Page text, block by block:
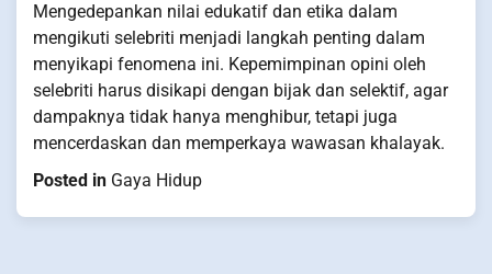
Mengedepankan nilai edukatif dan etika dalam
mengikuti selebriti menjadi langkah penting dalam
menyikapi fenomena ini. Kepemimpinan opini oleh
selebriti harus disikapi dengan bijak dan selektif, agar
dampaknya tidak hanya menghibur, tetapi juga
mencerdaskan dan memperkaya wawasan khalayak.
Posted in Gaya Hidup